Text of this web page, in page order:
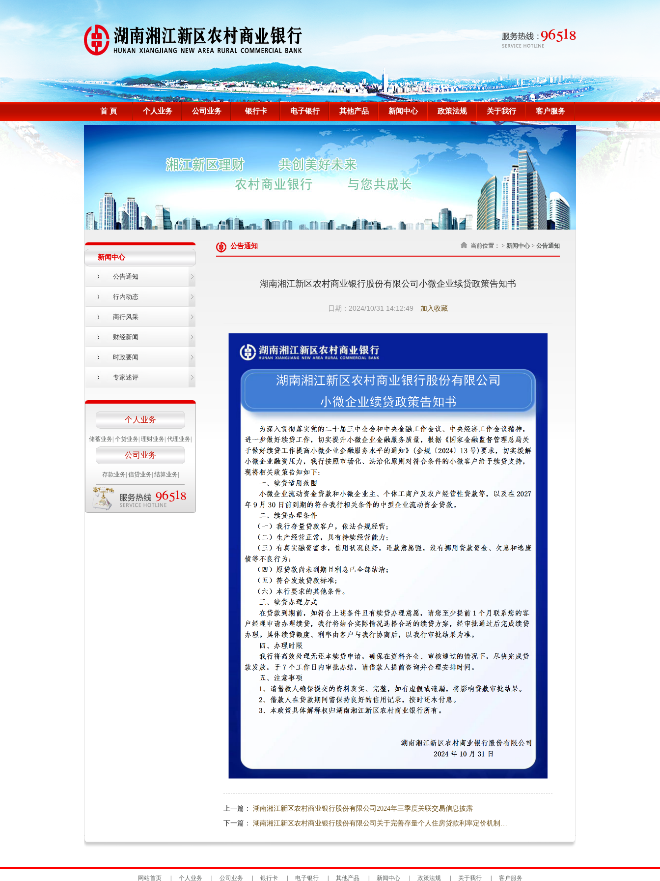
首 頁 个人业务 公司业务 银行卡 电子银行 其他产品 新闻中心 政策法规 关于我行 客户服务
新闻中心
公告通知
行内动态
商行风采
财经新闻
时政要闻
专家述评
个人业务
储蓄业务 个贷业务 理财业务 代理业务
公司业务
存款业务 信贷业务 结算业务
当前位置： > 新闻中心 > 公告通知
公告通知
湖南湘江新区农村商业银行股份有限公司小微企业续贷政策告知书
日期：2024/10/31 14:12:49 加入收藏
上一篇： 湖南湘江新区农村商业银行股份有限公司2024年三季度关联交易信息披露
下一篇： 湖南湘江新区农村商业银行股份有限公司关于完善存量个人住房贷款利率定价机制…
网站首页 个人业务 公司业务 银行卡 电子银行 其他产品 新闻中心 政策法规 关于我行 客户服务